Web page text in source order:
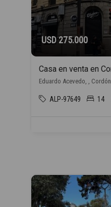
USD 275.000
Eduardo Acevedo, , Cordón
ALP-97649 14